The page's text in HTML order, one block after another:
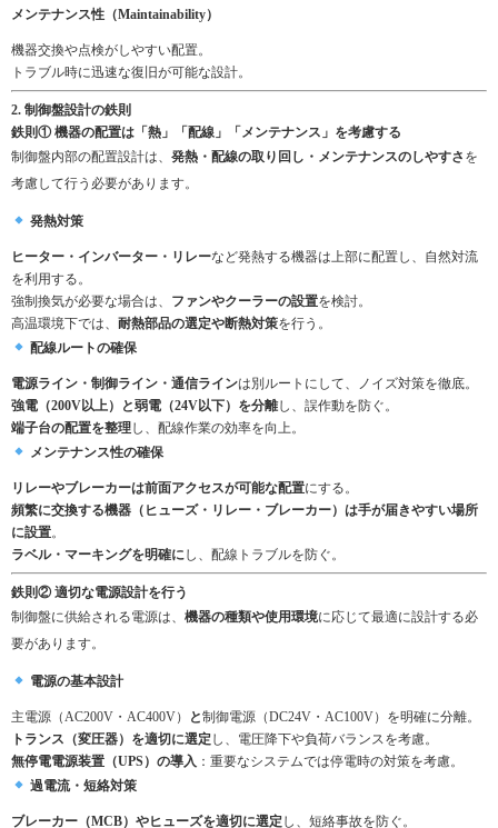
メンテナンス性（Maintainability）
機器交換や点検がしやすい配置。
トラブル時に迅速な復旧が可能な設計。
2. 制御盤設計の鉄則
鉄則① 機器の配置は「熱」「配線」「メンテナンス」を考慮する
制御盤内部の配置設計は、 発熱・配線の取り回し・メンテナンスのしやすさ を
考慮して行う必要があります。
発熱対策
ヒーター・インバーター・リレーなど発熱する機器は上部に配置し、自然対流
を利用する。
強制換気が必要な場合は、 ファンやクーラーの設置を検討。
高温環境下では、 耐熱部品の選定や断熱対策を行う。
配線ルートの確保
電源ライン・制御ライン・通信ラインは別ルートにして、ノイズ対策を徹底。
強電（200V以上）と弱電（24V以下）を分離し、誤作動を防ぐ。
端子台の配置を整理し、配線作業の効率を向上。
メンテナンス性の確保
リレーやブレーカーは前面アクセスが可能な配置にする。
頻繁に交換する機器（ヒューズ・リレー・ブレーカー）は手が届きやすい場所
に設置。
ラベル・マーキングを明確にし、配線トラブルを防ぐ。
鉄則② 適切な電源設計を行う
制御盤に供給される電源は、 機器の種類や使用環境に応じて最適に設計する必
要があります。
電源の基本設計
主電源（AC200V・AC400V） と制御電源（DC24V・AC100V）を明確に分離。
トランス（変圧器）を適切に選定し、電圧降下や負荷バランスを考慮。
無停電電源装置（UPS）の導入 ：重要なシステムでは停電時の対策を考慮。
過電流・短絡対策
ブレーカー（MCB）やヒューズを適切に選定し、短絡事故を防ぐ。